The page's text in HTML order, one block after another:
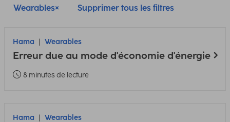
Wearables Supprimer tous les filtres
Hama Wearables
Erreur due au mode d'économie d'énergie
8 minutes de lecture
Hama Wearables